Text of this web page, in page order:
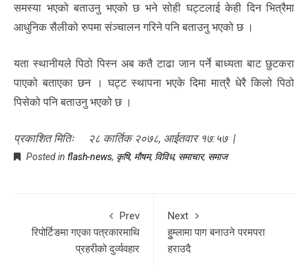
समस्या भएको बताउनु भएको छ भने सोही घट्टलाई केही दिन भित्रैमा
आधुनिक सैलीको रुपमा संञ्चालन गरिने पनि बताउनु भएको छ ।
यता स्थानीयले पिठो पिस्न अब कतै टाढा जान पर्ने बाध्यता बाट छुटकरा
पाएको बताएका छन । घट्ट स्थापना भएके दिमा मात्रै धेरै किलो पिठो
पिसेको पनि बताउनु भएको छ ।
प्रकाशित मितिः २८ कार्तिक २०७८, आईतवार १७:५७ |
Posted in flash-news, कृषि, माैषम, विविध, समाचार, समाज
Prev
रिपोर्टिङमा गएका पत्रकारमाथि
प्रहरीको दुर्व्यवहार
Next
हुुम्लामा पाग बनाउने परमपरा
हराउदै